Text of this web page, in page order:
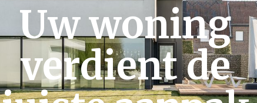
Uw woning
verdient de